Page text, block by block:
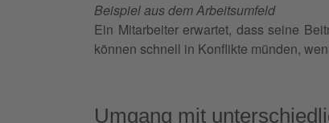
Beispiel aus dem Arbeitsumfeld
Ein Mitarbeiter erwartet, dass seine
können schnell in Konflikte münden,
Umgang mit